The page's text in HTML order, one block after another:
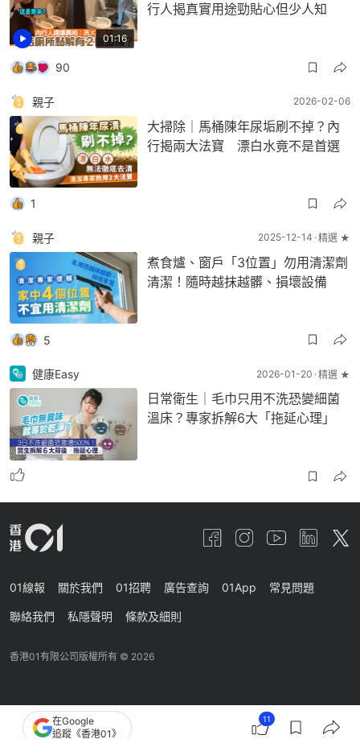
01:16
行人揭真實用途勁貼心但少人知
90
親子 2026-02-06
大掃除｜馬桶陳年尿垢刷不掉？內
行揭兩大法寶 漂白水竟不是首選
1
親子 2025-12-14 精選 ★
煮食爐、窗戶「3位置」勿用清潔劑
清潔！隨時越抹越髒、損壞設備
5
健康Easy 2026-01-20 精選 ★
日常衛生｜毛巾只用不洗恐變細菌
溫床？專家拆解6大「拖延心理」
在Google
追蹤《香港01》
11
01線報 關於我們 01招聘 廣告查詢 01App 常見問題
聯絡我們 私隱聲明 條款及細則
香港01有限公司版權所有 © 2026